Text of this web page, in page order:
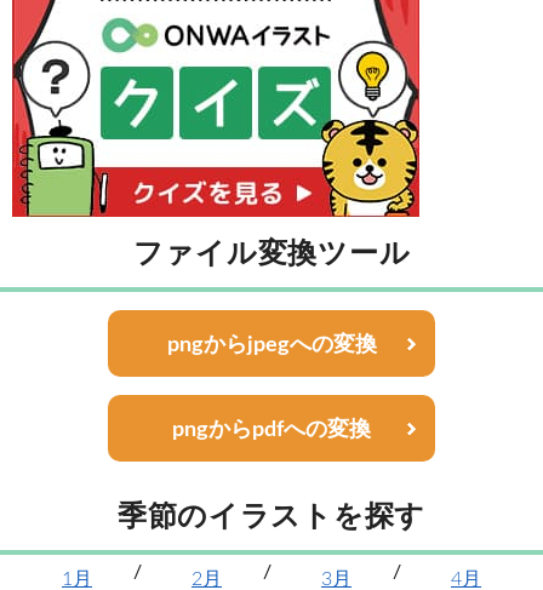
ファイル変換ツール
pngからjpegへの変換
pngからpdfへの変換
季節のイラストを探す
1月 2月 3月
4月